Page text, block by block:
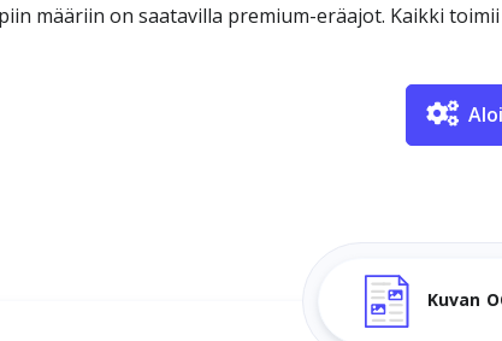
määriin on saatavilla premium-eräajot. Kaikki
Kuvan